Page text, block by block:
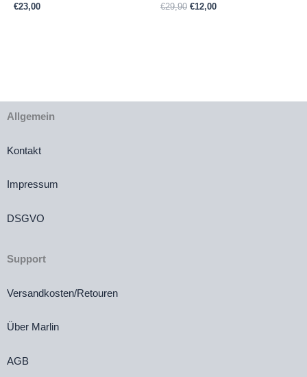
€23,00 €29,90 Ursprünglicher
€12,00Aktueller
Allgemein
Kontakt
Impressum
DSGVO
Support
Versandkosten/Retouren
Über Marlin
AGB